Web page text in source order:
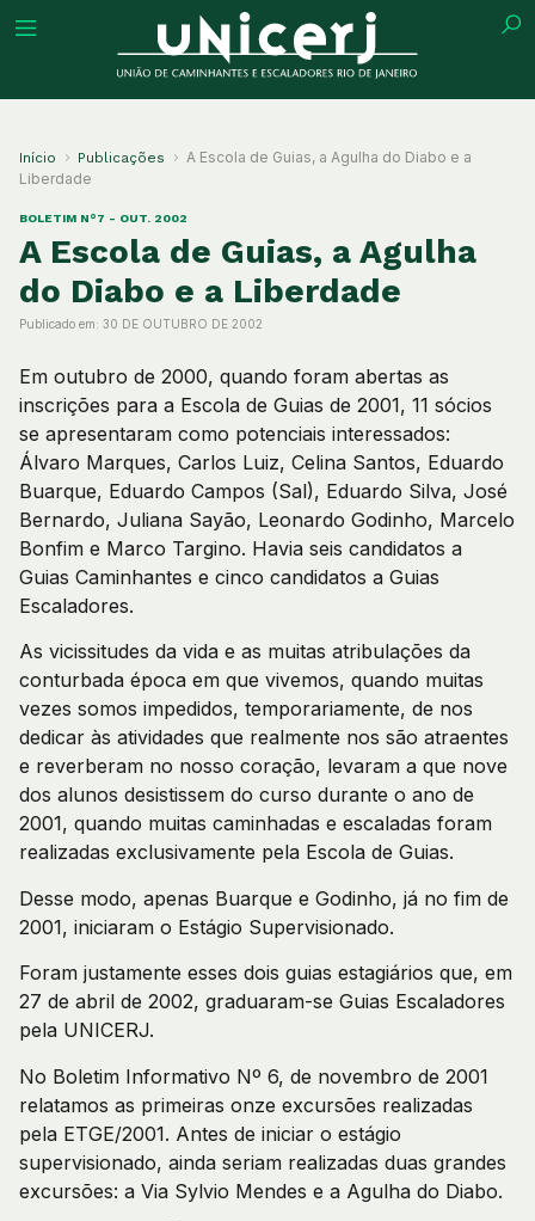
Início Publicações
A Escola de Guias, a Agulha do Diabo e a
Liberdade
BOLETIM N°7 - OUT. 2002
A Escola de Guias, a Agulha
do Diabo e a Liberdade
Publicado em: 30 DE OUTUBRO DE 2002
Em outubro de 2000, quando foram abertas as
inscrições para a Escola de Guias de 2001, 11 sócios
se apresentaram como potenciais interessados:
Álvaro Marques, Carlos Luiz, Celina Santos, Eduardo
Buarque, Eduardo Campos (Sal), Eduardo Silva, José
Bernardo, Juliana Sayão, Leonardo Godinho, Marcelo
Bonfim e Marco Targino. Havia seis candidatos a
Guias Caminhantes e cinco candidatos a Guias
Escaladores.
As vicissitudes da vida e as muitas atribulações da
conturbada época em que vivemos, quando muitas
vezes somos impedidos, temporariamente, de nos
dedicar às atividades que realmente nos são atraentes
e reverberam no nosso coração, levaram a que nove
dos alunos desistissem do curso durante o ano de
2001, quando muitas caminhadas e escaladas foram
realizadas exclusivamente pela Escola de Guias.
Desse modo, apenas Buarque e Godinho, já no fim de
2001, iniciaram o Estágio Supervisionado.
Foram justamente esses dois guias estagiários que, em
27 de abril de 2002, graduaram-se Guias Escaladores
pela UNICERJ.
No Boletim Informativo Nº 6, de novembro de 2001
relatamos as primeiras onze excursões realizadas
pela ETGE/2001. Antes de iniciar o estágio
supervisionado, ainda seriam realizadas duas grandes
excursões: a Via Sylvio Mendes e a Agulha do Diabo.